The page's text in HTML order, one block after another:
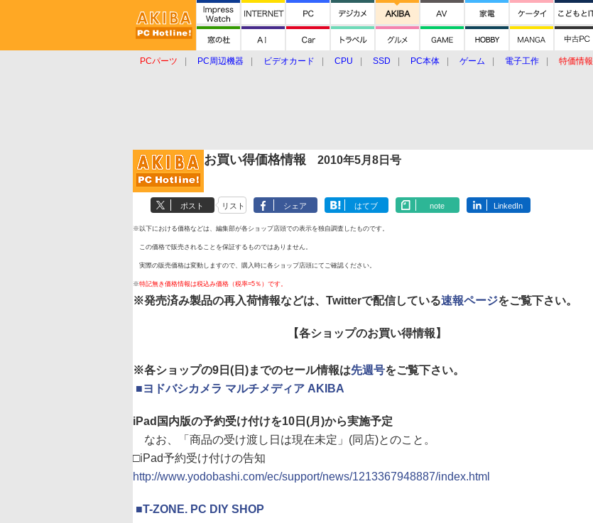
PCパーツ PC周辺機器 ビデオカード CPU SSD PC本体 ゲーム 電子工作 特価情報
お買い得価格情報 2010年5月8日号
ポスト リスト シェア はてブ note LinkedIn
※以下における価格などは、編集部が各ショップ店頭での表示を独自調査したものです。
この価格で販売されることを保証するものではありません。
実際の販売価格は変動しますので、購入時に各ショップ店頭にてご確認ください。
※特記無き価格情報は税込み価格（税率=5％）です。
※発売済み製品の再入荷情報などは、Twitterで配信している速報ページをご覧下さい。
【各ショップのお買い得情報】
※各ショップの9日(日)までのセール情報は先週号をご覧下さい。
■ヨドバシカメラ マルチメディア AKIBA
iPad国内版の予約受け付けを10日(月)から実施予定
なお、「商品の受け渡し日は現在未定」(同店)とのこと。
□iPad予約受け付けの告知
http://www.yodobashi.com/ec/support/news/1213367948887/index.html
■T-ZONE. PC DIY SHOP